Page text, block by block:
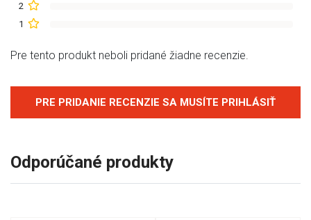
2
1
Pre tento produkt neboli pridané žiadne recenzie.
PRE PRIDANIE RECENZIE SA MUSÍTE PRIHLÁSIŤ
Odporúčané produkty